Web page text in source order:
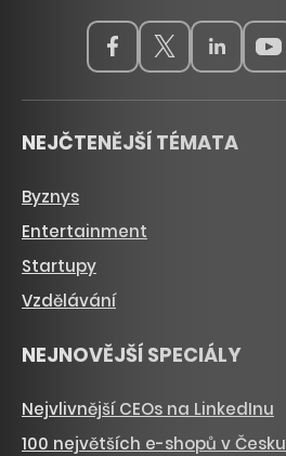
NEJČTENĚJŠÍ TÉMATA
Byznys
Entertainment
Startupy
Vzdělávání
NEJNOVĚJŠÍ SPECIÁLY
Nejvlivnější CEOs na LinkedInu
100 největších e-shopů v Česku